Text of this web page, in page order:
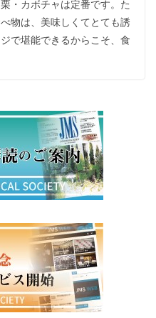
・カボチャは定番です。た
物は、美味しくてとても誘
で堪能できるからこそ、食